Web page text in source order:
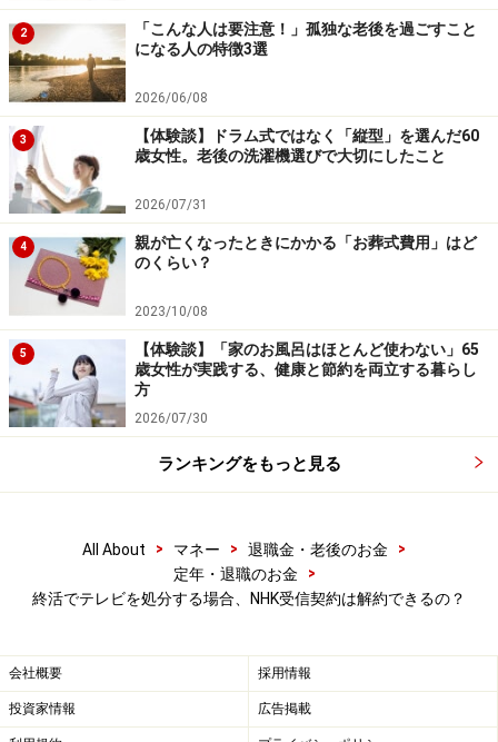
しません。
まとめ
仮にテレビを処分したとしても、他に受信設備があれ
ば、NHKの受信料の支払いが必要になることを認識して
おきましょう。
※記事内容は執筆時点のものです。最新の内容をご確認くださ
い。
本記事の内容は一般的な情報提供を目的としており、特定の金融
商品や投資行動を推奨するものではありません。
投資や資産運用に関する最終的なご判断はご自身の責任において
行ってください。
掲載情報の正確性・完全性については十分に配慮しております
が、その内容を保証するものではなく、これに基づく損失・損害
などについて当社は一切の責任を負いません。
最新の情報や詳細については、必ず各金融機関やサービス提供者
の公式情報をご確認ください。
※抽選で20名にAmazonギフト券1000円分プレゼント
※謝礼付きの限定アンケートやモニター企画に参加が可能に
2
「こんな人は要注意！」孤独な老後を過ごすこと
になる人の特徴3選
2026/06/08
3
【体験談】ドラム式ではなく「縦型」を選んだ60
歳女性。老後の洗濯機選びで大切にしたこと
2026/07/31
4
親が亡くなったときにかかる「お葬式費用」はど
のくらい？
2023/10/08
5
【体験談】「家のお風呂はほとんど使わない」65
歳女性が実践する、健康と節約を両立する暮らし
方
2026/07/30
ランキングをもっと見る
All About > マネー > 退職金・老後のお金
>
定年・退職のお金
>
終活でテレビを処分する場合、NHK受信契約は解約できるの？
会社概要 採用情報
投資家情報 広告掲載